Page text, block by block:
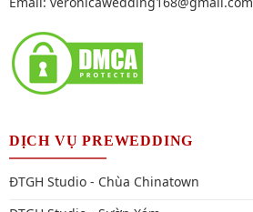
DỊCH VỤ PREWEDDING
ĐTGH Studio - Chùa Chinatown